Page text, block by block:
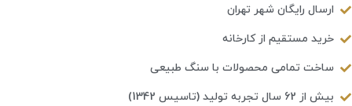
ارسال رایگان شهر تهران
خرید مستقیم از کارخانه
ساخت تمامی محصولات با سنگ طبیعی
بیش از 62 سال تجربه تولید (تاسیس 1342)